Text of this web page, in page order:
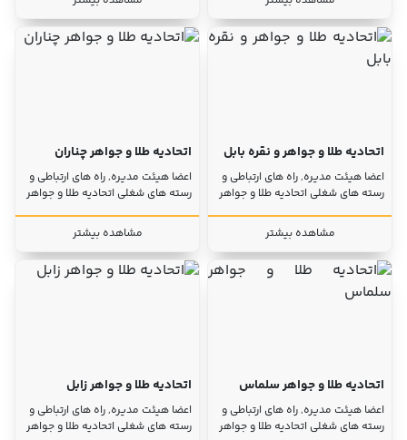
اتحادیه طلا و جواهر و نقره بابل
اعضا هیئت مدیره, راه های ارتباطی و
رسته های شغلی اتحادیه طلا و جواهر
مشاهده بیشتر
اتحادیه طلا و جواهر چناران
اعضا هیئت مدیره, راه های ارتباطی و
رسته های شغلی اتحادیه طلا و جواهر
مشاهده بیشتر
اتحادیه طلا و جواهر سلماس
اعضا هیئت مدیره, راه های ارتباطی و
رسته های شغلی اتحادیه طلا و جواهر
اتحادیه طلا و جواهر زابل
اعضا هیئت مدیره, راه های ارتباطی و
رسته های شغلی اتحادیه طلا و جواهر